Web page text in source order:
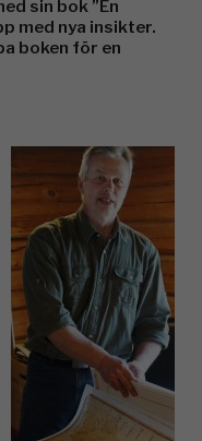
sin bok ”En
med nya insikter.
boken för en